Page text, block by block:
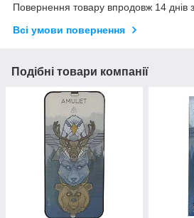
Повернення товару впродовж 14 днів
Всі умови повернення
Подібні товари компанії